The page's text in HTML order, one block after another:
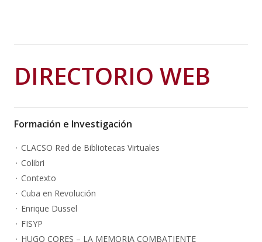
DIRECTORIO WEB
Formación e Investigación
CLACSO Red de Bibliotecas Virtuales
Colibri
Contexto
Cuba en Revolución
Enrique Dussel
FISYP
HUGO CORES – LA MEMORIA COMBATIENTE